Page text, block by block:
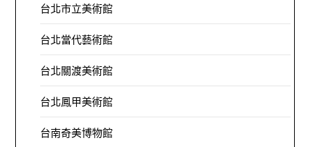
台北市立美術館
台北當代藝術館
台北關渡美術館
台北鳳甲美術館
台南奇美博物館